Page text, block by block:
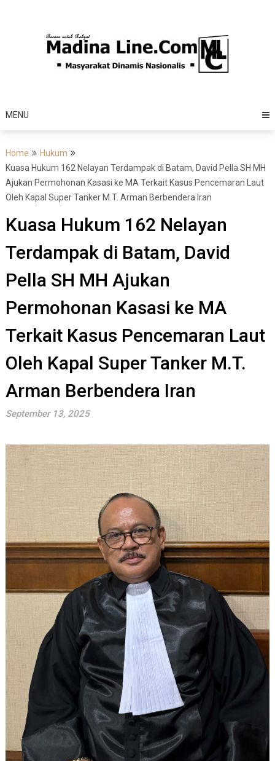
MENU
Home
Hukum
Kuasa Hukum 162 Nelayan Terdampak di Batam, David Pella SH MH
Ajukan Permohonan Kasasi ke MA Terkait Kasus Pencemaran Laut
Oleh Kapal Super Tanker M.T. Arman Berbendera Iran
Kuasa Hukum 162 Nelayan
Terdampak di Batam, David
Pella SH MH Ajukan
Permohonan Kasasi ke MA
Terkait Kasus Pencemaran Laut
Oleh Kapal Super Tanker M.T.
Arman Berbendera Iran
September 13, 2025